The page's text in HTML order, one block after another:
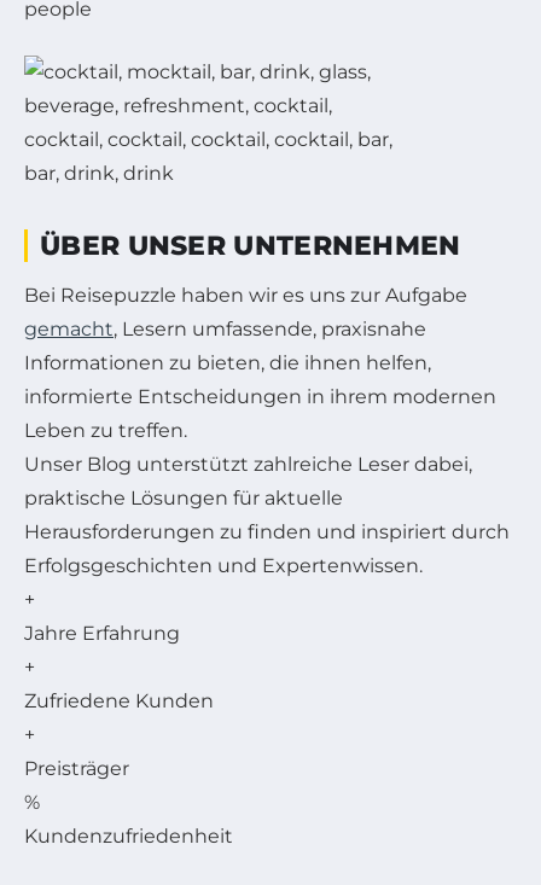
ÜBER UNSER UNTERNEHMEN
Bei Reisepuzzle haben wir es uns zur Aufgabe
gemacht, Lesern umfassende, praxisnahe
Informationen zu bieten, die ihnen helfen,
informierte Entscheidungen in ihrem modernen
Leben zu treffen.
Unser Blog unterstützt zahlreiche Leser dabei,
praktische Lösungen für aktuelle
Herausforderungen zu finden und inspiriert durch
Erfolgsgeschichten und Expertenwissen.
+
Jahre Erfahrung
+
Zufriedene Kunden
+
Preisträger
%
Kundenzufriedenheit